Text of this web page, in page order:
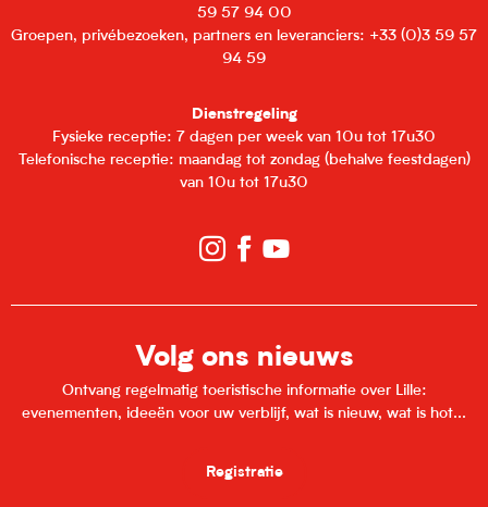
59 57 94 00
Groepen, privébezoeken, partners en leveranciers: +33 (0)3 59 57
94 59
Dienstregeling
Fysieke receptie: 7 dagen per week van 10u tot 17u30
Telefonische receptie: maandag tot zondag (behalve feestdagen)
van 10u tot 17u30
Volg ons nieuws
Ontvang regelmatig toeristische informatie over Lille:
evenementen, ideeën voor uw verblijf, wat is nieuw, wat is hot...
Registratie